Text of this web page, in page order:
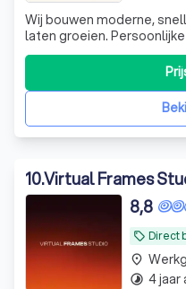
Wij bouwen moderne,
laten groeien.
resultaatgericht. // wil je
website? Werk met ons!
10.Virtual Frames
local_offer Direct
8,8
place
timelapse 4 jaar